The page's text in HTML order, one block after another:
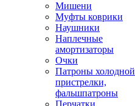
Мишени
Муфты коврики
Наушники
Наплечные
амортизаторы
Очки
Патроны холодной
пристрелки,
фальшпатроны
Перчатки